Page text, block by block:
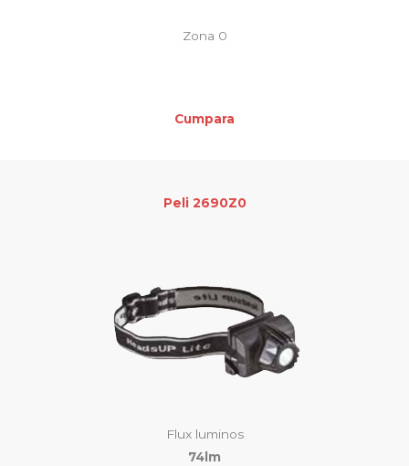
Zona 0
Cumpara
Peli 2690Z0
Flux luminos
74lm